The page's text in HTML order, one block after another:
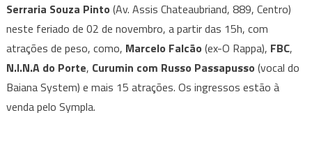
do
Porte
e
mais
atrações
se
Serraria Souza Pinto (Av. Assis Chateaubriand, 889, Centro)
neste feriado de 02 de novembro, a partir das 15h, com
atrações de peso, como, Marcelo Falcão (ex-O Rappa), FBC,
N.I.N.A do Porte, Curumin com Russo Passapusso (vocal do
Baiana System) e mais 15 atrações. Os ingressos estão à
venda pelo Sympla.